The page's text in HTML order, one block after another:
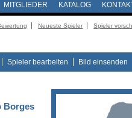
MITGLIEDER KATALOG
Neueste Spieler
Spieler
Spieler bearbeiten Bild einsenden
Borges